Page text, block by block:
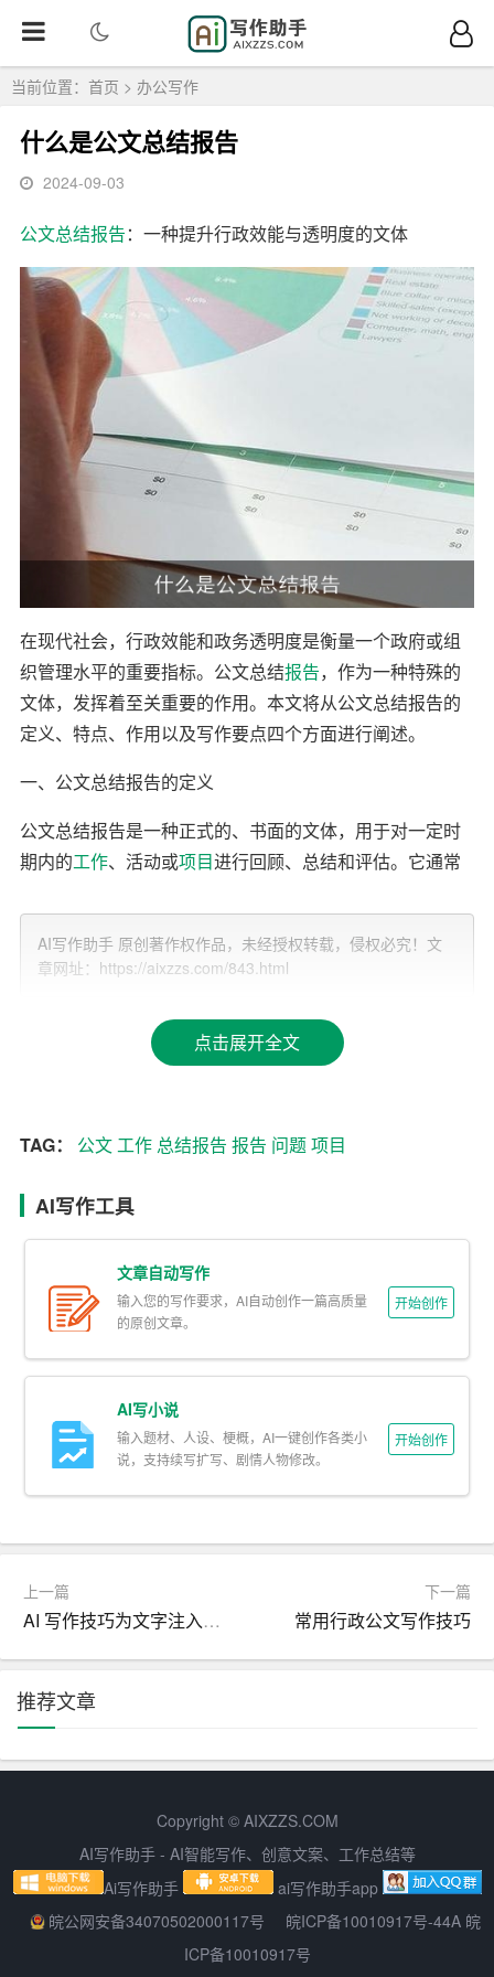
当前位置： 首页 > 办公写作
什么是公文总结报告
2024-09-03
公文总结报告：一种提升行政效能与透明度的文体
在现代社会，行政效能和政务透明度是衡量一个政府或组
织管理水平的重要指标。公文总结报告，作为一种特殊的
文体，发挥着至关重要的作用。本文将从公文总结报告的
定义、特点、作用以及写作要点四个方面进行阐述。
一、公文总结报告的定义
公文总结报告是一种正式的、书面的文体，用于对一定时
期内的工作、活动或项目进行回顾、总结和评估。它通常
果展示、问题分析、改进措施和未来展望。
二、公文总结报告的特点
1. 官方性：公文总结报告是政府或组织正式发布的文件，
具有官方性和权威性。
活动的实际情况，避免主观臆断和片面理解。
够条理清楚地了解整个工作或活动的过程和结果。
4. 实用性：报告内容要求具有实用性，针对工作中出现的
问题提出具体的改进措施，为今后的工作提供参考。
三、公文总结报告的作用
1. 提升行政效能：通过总结报告，政府部门和组织可以及
时发现和解决工作中的问题，优化工作流程，提高工作效
2. 增强政务透明度：总结报告的发布使得政府或组织的工
3. 促进经验交流：总结报告有助于政府部门和组织之间分
享成功经验和做法，促进相互学习，共同进步。
4. 为决策提供依据：总结报告是对一定时期内工作的全面
梳理，可以为领导层制定政策、决策提供有力支持。
四、公文总结报告的写作要点
1. 标题：简洁明了地概括报告内容，如“关于XXX项目总结
2. 开头：简要介绍报告的背景和目的，如“根据XXX要求，
现将XXX项目情况进行总结”。
AI写作助手 原创著作权作品，未经授权转载，侵权必究！文
章网址：https://aixzzs.com/843.html
点击展开全文
TAG： 公文工作 总结报告 报告 问题项目
AI写作工具
文章自动写作
输入您的写作要求，AI自动创作一篇高质量
的原创文章。
开始创作
AI写小说
输入题材、人设、梗概，AI一键创作各类小
说，支持续写扩写、剧情人物修改。
开始创作
上一篇
AI 写作技巧为文字注入灵魂
下一篇
常用行政公文写作技巧
推荐文章
Copyright © AIXZZS.COM
AI写作助手 - AI智能写作、创意文案、工作总结等
Ai写作助手
ai写作助手app
皖公网安备34070502000117号
皖ICP备10010917号-44A 皖
ICP备10010917号